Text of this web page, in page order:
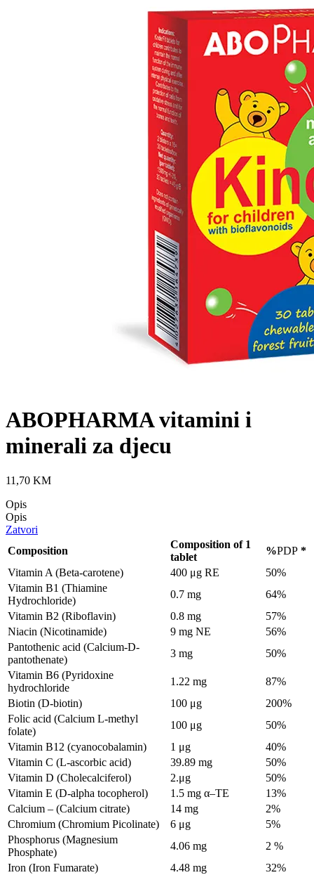
ABOPHARMA vitamini i
minerali za djecu
11,70 KM
Opis
Opis
Zatvori
Composition
Composition of 1
tablet
%PDP *
Vitamin A (Beta-carotene)
400 μg RE
50%
Vitamin B1 (Thiamine
Hydrochloride)
0.7 mg
64%
Vitamin B2 (Riboflavin)
0.8 mg
57%
Niacin (Nicotinamide)
9 mg NE
56%
Pantothenic acid (Calcium-D-
pantothenate)
3 mg
50%
Vitamin B6 (Pyridoxine
hydrochloride
1.22 mg
87%
Biotin (D-biotin)
100 μg
200%
Folic acid (Calcium L-methyl
folate)
100 μg
50%
Vitamin B12 (cyanocobalamin)
1 μg
40%
Vitamin C (L-ascorbic acid)
39.89 mg
50%
Vitamin D (Cholecalciferol)
2.μg
50%
Vitamin E (D-alpha tocopherol)
1.5 mg α–TE
13%
Calcium – (Calcium citrate)
14 mg
2%
Chromium (Chromium Picolinate)
6 μg
5%
Phosphorus (Magnesium
Phosphate)
4.06 mg
2 %
Iron (Iron Fumarate)
4.48 mg
32%